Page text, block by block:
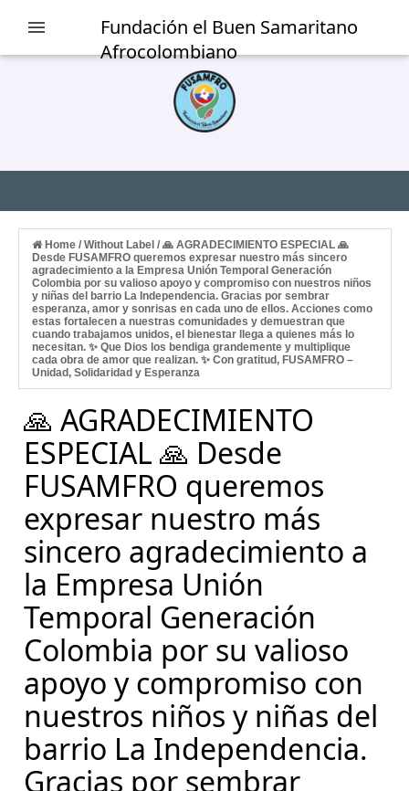
Fundación el Buen Samaritano
Afrocolombiano
Home / Without Label / 🙏 AGRADECIMIENTO ESPECIAL 🙏
Desde FUSAMFRO queremos expresar nuestro más sincero
agradecimiento a la Empresa Unión Temporal Generación
Colombia por su valioso apoyo y compromiso con nuestros niños
y niñas del barrio La Independencia. Gracias por sembrar
esperanza, amor y sonrisas en cada uno de ellos. Acciones como
estas fortalecen a nuestras comunidades y demuestran que
cuando trabajamos unidos, el bienestar llega a quienes más lo
necesitan. ✨ Que Dios los bendiga grandemente y multiplique
cada obra de amor que realizan. ✨ Con gratitud, FUSAMFRO –
Unidad, Solidaridad y Esperanza
🙏 AGRADECIMIENTO
ESPECIAL 🙏 Desde
FUSAMFRO queremos
expresar nuestro más
sincero agradecimiento a
la Empresa Unión
Temporal Generación
Colombia por su valioso
apoyo y compromiso con
nuestros niños y niñas del
barrio La Independencia.
Gracias por sembrar